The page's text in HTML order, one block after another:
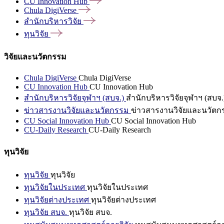
Chula DigiVerse
สำนักบริหารวิจัย
ทุนวิจัย
วิจัยและนวัตกรรม
Chula DigiVerse Chula DigiVerse
CU Innovation Hub CU Innovation Hub
สำนักบริหารวิจัยจุฬาฯ (สบจ.) สำนักบริหารวิจัยจุฬาฯ (สบจ
ข่าวสารงานวิจัยและนวัตกรรม ข่าวสารงานวิจัยและนวัตก
CU Social Innovation Hub CU Social Innovation Hub
CU-Daily Research CU-Daily Research
ทุนวิจัย
ทุนวิจัย ทุนวิจัย
ทุนวิจัยในประเทศ ทุนวิจัยในประเทศ
ทุนวิจัยต่างประเทศ ทุนวิจัยต่างประเทศ
ทุนวิจัย สบจ. ทุนวิจัย สบจ.